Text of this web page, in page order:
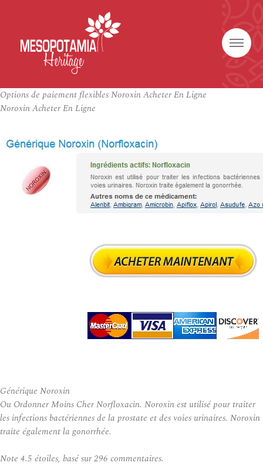
Options de paiement flexibles Noroxin Acheter En Ligne
Noroxin Acheter En Ligne
Générique Noroxin
Ou Ordonner Moins Cher Norfloxacin. Noroxin est utilisé pour traiter
les infections bactériennes de la prostate et des voies urinaires. Noroxin
traite également la gonorrhée.
Note 4.5 étoiles, basé sur296 commentaires.